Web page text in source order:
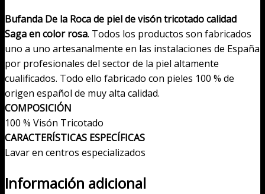
rosa
cantidad
Bufanda De la Roca de piel de visón tricotado calidad
Saga en color rosa. Todos los productos son fabricados
uno a uno artesanalmente en las instalaciones de España
por profesionales del sector de la piel altamente
cualificados. Todo ello fabricado con pieles 100 % de
origen español de muy alta calidad.
COMPOSICIÓN
100 % Visón Tricotado
CARACTERÍSTICAS ESPECÍFICAS
Lavar en centros especializados
Información adicional